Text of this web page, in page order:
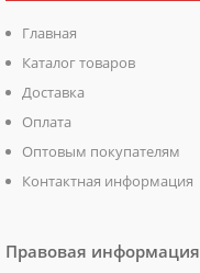
Главная
Каталог товаров
Доставка
Оплата
Оптовым покупателям
Контактная информация
Правовая информация